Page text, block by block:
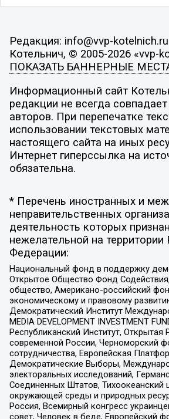
Редакция: info@vvp-kotelnich.ru
Котельнич, © 2005-2026 «vvp-
ПОКАЗАТЬ БАННЕРНЫЕ
Информационный сайт
редакции не всегда
авторов. При перепечатке
использовании текстовых
настоящего сайта на иных
Интернет гиперссылка на
обязательна.
* Перечень иностранных и
неправительственных
деятельность которых
нежелательной на территории
Федерации:
Национальный фонд в поддержку
Открытое Общество Фонд
общество, Американо-российский
экономическому и правовому
Демократический Институт
MEDIA DEVELOPMENT INVESTMENT
Республиканский Институт, Открытая
современной России, Черноморский
сотрудничества, Европейская
Демократические Выборы,
электоральных исследований,
Соединенных Штатов, Тихоокеанский
окружающей среды и природных
Россия, Всемирный конгресс
совет, Человек в беде, Европейский